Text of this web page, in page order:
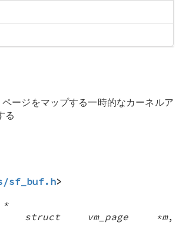
ページをマップする一時的なカーネルア
る
sf_buf.h>
*
struct vm_page *m,